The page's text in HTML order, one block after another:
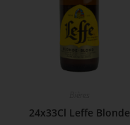
24x33Cl Leffe Blonde